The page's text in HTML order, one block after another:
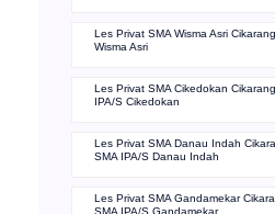
Les Privat SMA Wisma Asri
Wisma Asri
Les Privat SMA Cikedokan
IPA/S Cikedokan
Les Privat SMA Danau Indah
SMA IPA/S Danau Indah
Les Privat SMA Gandamekar